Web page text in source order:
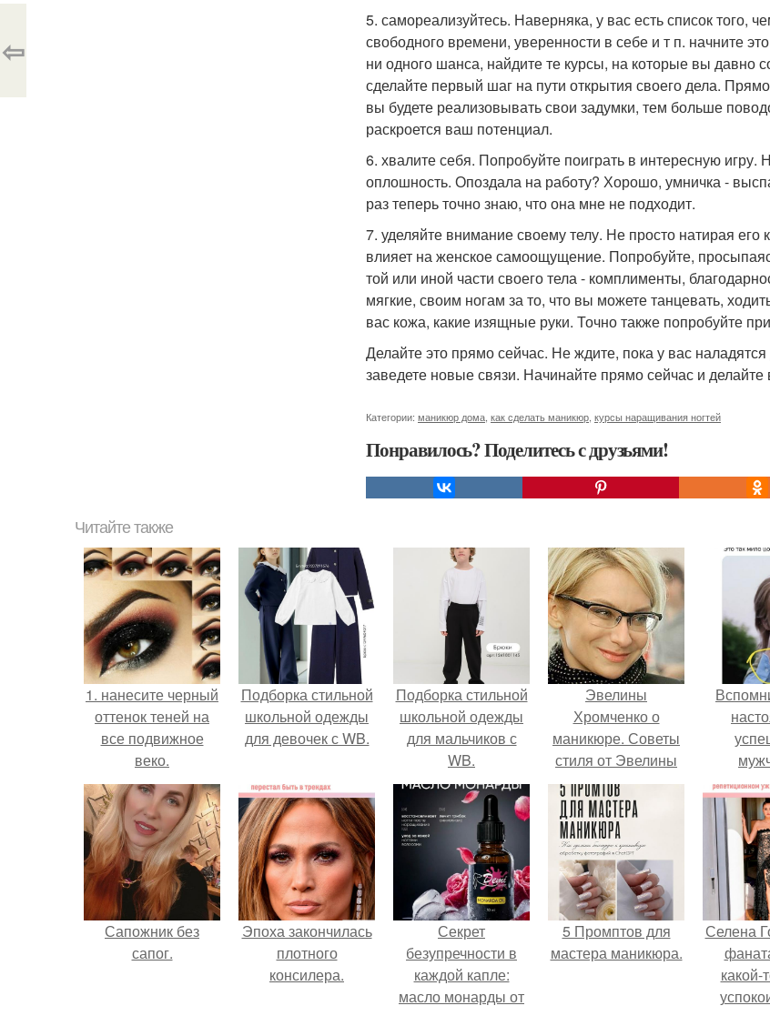
5. самореализуйтесь. Наверняка, у вас есть список
свободного времени, уверенности в себе и т п. начните
ни одного шанса, найдите те курсы, на которые вы давно
сделайте первый шаг на пути открытия своего дела.
вы будете реализовывать свои задумки, тем больше
раскроется ваш потенциал.
6. хвалите себя. Попробуйте поиграть в интересную
оплошность. Опоздала на работу? Хорошо, умничка -
раз теперь точно знаю, что она мне не подходит.
7. уделяйте внимание своему телу. Не просто натирая
влияет на женское самоощущение. Попробуйте,
той или иной части своего тела - комплименты,
мягкие, своим ногам за то, что вы можете танцевать,
вас кожа, какие изящные руки. Точно также попробуйте
Делайте это прямо сейчас. Не ждите, пока у вас
заведете новые связи. Начинайте прямо сейчас и делайте
Категории: маникюр дома как сделать маникюр курсы наращивания ногтей
Понравилось? Поделитесь с друзьями!
⇦
Читайте также
1. нанесите черный
оттенок теней на
все подвижное
веко.
Подборка стильной
школьной одежды
для девочек с WB.
Подборка стильной
школьной одежды
для мальчиков с
WB.
Эвелины
Хромченко о
маникюре. Советы
стиля от Эвелины
Хромченко.
Сапожник без
сапог.
Эпоха закончилась
плотного
консилера.
Секрет
безупречности в
каждой капле:
масло монарды от
5 Промптов для
мастера маникюра.
Селена
какой-